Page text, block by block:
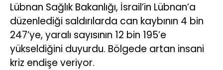
Lübnan Sağlık Bakanlığı, İsrail’in Lübnan’a
düzenlediği saldırılarda can kaybının 4 bin
247’ye, yaralı sayısının 12 bin 195’e
yükseldiğini duyurdu. Bölgede artan insani
kriz endişe veriyor.